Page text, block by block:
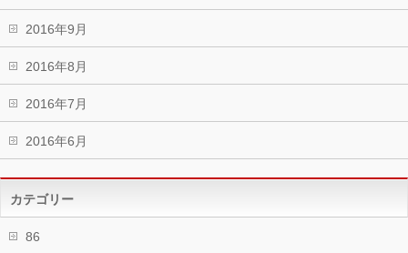
2016年9月
2016年8月
2016年7月
2016年6月
カテゴリー
86